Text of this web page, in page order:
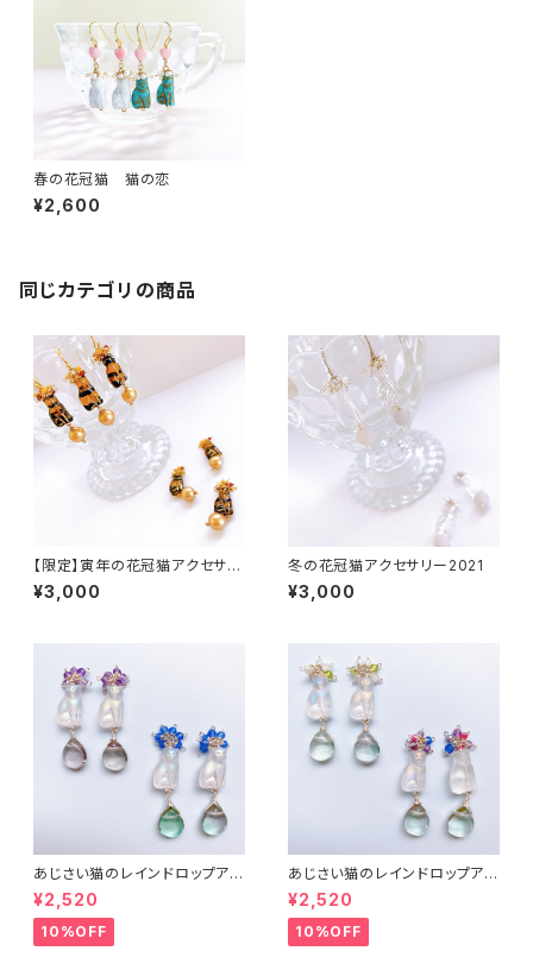
春の花冠猫 猫の恋
¥2,600
同じカテゴリの商品
【限定】寅年の花冠猫アクセサリ
ー
¥3,000
冬の花冠猫アクセサリー2021
¥3,000
あじさい猫のレインドロップアク
セサリー２
¥2,520
10%OFF
あじさい猫のレインドロップアク
セサリー３
¥2,520
10%OFF